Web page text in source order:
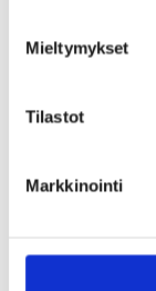
Mieltymykset
Tilastot
Markkinointi